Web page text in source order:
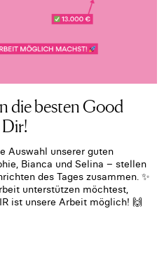
die besten Good
Auswahl unserer guten
Bianca und Selina – stellen
des Tages zusammen. ✨
unterstützen möchtest,
ist unsere Arbeit möglich! 🙌